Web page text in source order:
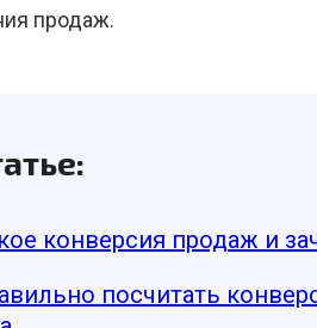
продаж.
конверсия продаж и
посчитать